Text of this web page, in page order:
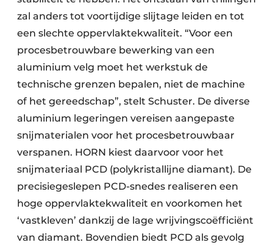
zal anders tot voortijdige slijtage leiden en tot
een slechte oppervlaktekwaliteit. “Voor een
procesbetrouwbare bewerking van een
aluminium velg moet het werkstuk de
technische grenzen bepalen, niet de machine
of het gereedschap”, stelt Schuster. De diverse
aluminium legeringen vereisen aangepaste
snijmaterialen voor het procesbetrouwbaar
verspanen. HORN kiest daarvoor voor het
snijmateriaal PCD (polykristallijne diamant). De
precisiegeslepen PCD-snedes realiseren een
hoge oppervlaktekwaliteit en voorkomen het
‘vastkleven’ dankzij de lage wrijvingscoëfficiënt
van diamant. Bovendien biedt PCD als gevolg